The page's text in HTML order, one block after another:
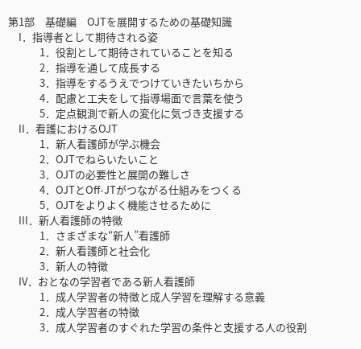
第1部 基礎編 OJTを展開するための基礎知識
I．指導者として期待される姿
1．役割として期待されていることを知る
2．指導を通して成長する
3．指導をするうえでつけていきたいちから
4．配慮と工夫をして指導場面で言葉を使う
5．定点観測で新人の変化に気づき支援する
II．看護におけるOJT
1．新人看護師が学ぶ機会
2．OJTでねらいたいこと
3．OJTの必要性と展開の難しさ
4．OJTとOff-JTがつながる仕組みをつくる
5．OJTをよりよく機能させるために
III．新人看護師の特徴
1．さまざまな“新人”看護師
2．新人看護師と社会化
3．新人の特徴
IV．おとなの学習者である新人看護師
1．成人学習者の特徴と成人学習を理解する意義
2．成人学習者の特徴
3．成人学習者のすぐれた学習の条件と支援する人の役割